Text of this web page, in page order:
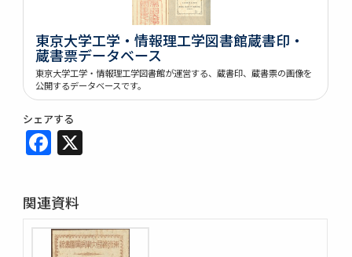
東京大学工学・情報理工学図書館蔵書印・
蔵書票データベース
東京大学工学・情報理工学図書館が運営する、蔵書印、蔵書票の画像を
公開するデータベースです。
シェアする
Facebook
関連資料